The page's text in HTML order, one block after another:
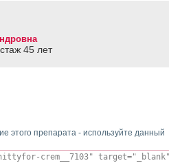
45 лет
этого препарата - используйте данный